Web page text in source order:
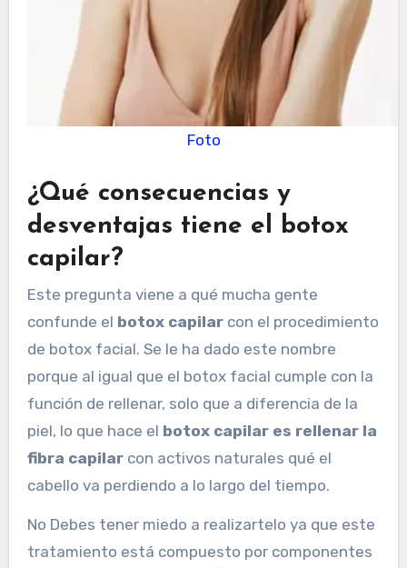
Foto
¿Qué consecuencias y
desventajas tiene el botox
capilar?
Este pregunta viene a qué mucha gente
confunde el botox capilarcon el procedimiento
de botox facial. Se le ha dado este nombre
porque al igual que el botox facial cumple con la
función de rellenar, solo que a diferencia de la
piel, lo que hace el botox capilar es rellenar la
fibra capilarcon activos naturales qué el
cabello va perdiendo a lo largo del tiempo.
No Debes tener miedo a realizartelo ya que este
tratamiento está compuesto por componentes